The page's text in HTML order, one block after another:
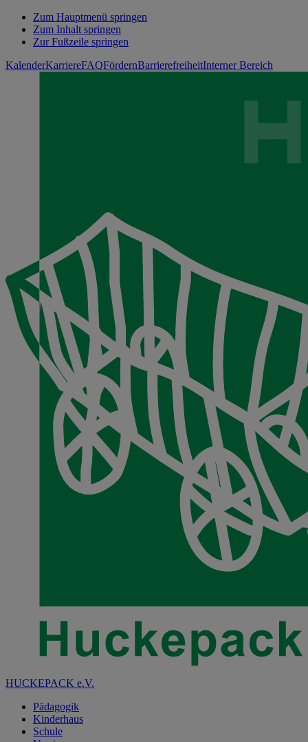
Zum Hauptmenü springen
Zum Inhalt springen
Zur Fußzeile springen
KalenderKarriereFAQFördernBarrierefreiheitInterner Bereich
HUCKEPACK e.V.
Pädagogik
Kinderhaus
Schule